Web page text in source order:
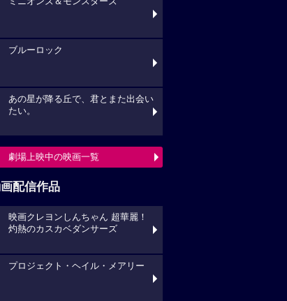
ブルーロック
あの星が降る丘で、君とまた出会い
たい。
劇場上映中の映画一覧
配信作品
映画クレヨンしんちゃん 超華麗！
灼熱のカスカベダンサーズ
プロジェクト・ヘイル・メアリー